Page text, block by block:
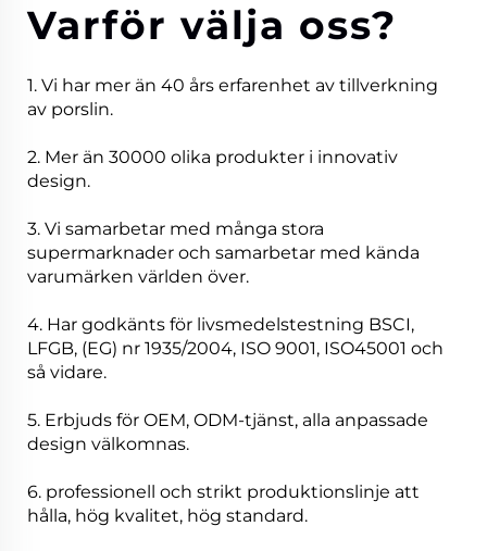
Varför välja oss?
1. Vi har mer än 40 års erfarenhet av tillverkning
av porslin.
2. Mer än 30000 olika produkter i innovativ
design.
3. Vi samarbetar med många stora
supermarknader och samarbetar med kända
varumärken världen över.
4. Har godkänts för livsmedelstestning BSCI,
LFGB, (EG) nr 1935/2004, ISO 9001, ISO45001 och
så vidare.
5. Erbjuds för OEM, ODM-tjänst, alla anpassade
design välkomnas.
6. professionell och strikt produktionslinje att
hålla, hög kvalitet, hög standard.